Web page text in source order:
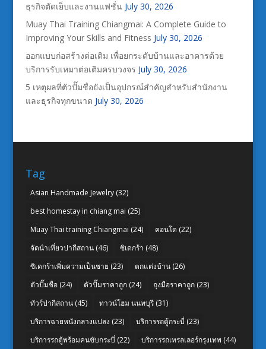
ธุรกิจตัดเย็บและงานแฟชั่น July 30, 2026
Muay Thai Training Chiangmai: A Complete Guide to
Improving Your Skills and Fitness July 30, 2026
ออกแบบก่อสร้างต่อเติม เพื่อยกระดับบ้านและอาคารด้วย
บริการรับเหมาต่อเติมครบวงจร July 30, 2026
5 เหตุผลที่ตัวปั๊มชื่อยังเป็นอุปกรณ์สำคัญสำหรับสำนักงาน
และธุรกิจทุกขนาด July 30, 2026
Tag
Asian Handmade Jewelry(32)
best homestay in chiang mai (25)
Muay Thai training Chiangmai (24) คอนโด (22)
จัดนำเที่ยวปากีสถาน(46) ซิเดกร้า (48)
ซิเดกร้าเพิ่มความเป็นชาย (23) ตกแต่งบ้าน(26)
ตัวปั๊มชื่อ(24) ตัวปั๊มราคาถูก(24) ถุงมือราคาถูก(23)
ทัวร์ปากีสถาน(45) ทาวน์โฮม นนทบุรี(31)
บริการฉายหนังกลางแปลง (23) บริการรถตู้กระบี่ (23)
บริการรถตู้พร้อมคนขับกระบี่ (22) บริการรถเทรลเลอร์กรุงเทพ (44)